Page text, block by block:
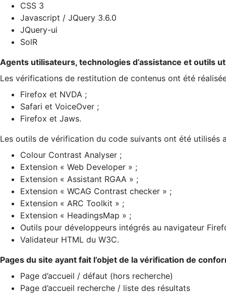
CSS 3
Javascript / JQuery 3.6.0
JQuery-ui
SolR
Agents utilisateurs, technologies d’assistance et outils
Les vérifications de restitution de contenus ont été
Firefox et NVDA ;
Safari et VoiceOver ;
Firefox et Jaws.
Les outils de vérification du code suivants ont été utilisés
Colour Contrast Analyser ;
Extension « Web Developer » ;
Extension « Assistant RGAA » ;
Extension « WCAG Contrast checker » ;
Extension « ARC Toolkit » ;
Extension « HeadingsMap » ;
Outils pour développeurs intégrés au navigateur
Validateur HTML du W3C.
Pages du site ayant fait l’objet de la vérification de
Page d’accueil / défaut (hors recherche)
Page d’accueil recherche / liste des résultats